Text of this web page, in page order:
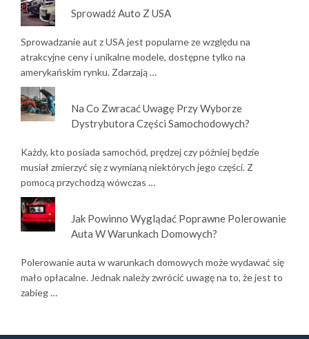
Sprowadź Auto Z USA
Sprowadzanie aut z USA jest popularne ze względu na
atrakcyjne ceny i unikalne modele, dostępne tylko na
amerykańskim rynku. Zdarzają …
Na Co Zwracać Uwagę Przy Wyborze
Dystrybutora Części Samochodowych?
Każdy, kto posiada samochód, prędzej czy później będzie
musiał zmierzyć się z wymianą niektórych jego części. Z
pomocą przychodzą wówczas …
Jak Powinno Wyglądać Poprawne Polerowanie
Auta W Warunkach Domowych?
Polerowanie auta w warunkach domowych może wydawać się
mało opłacalne. Jednak należy zwrócić uwagę na to, że jest to
zabieg …